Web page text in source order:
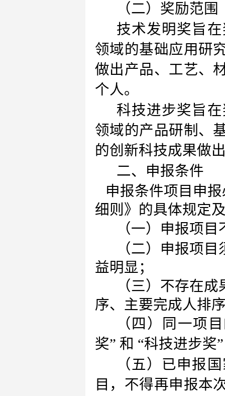
（二）奖励范围
技术发明奖旨
领域的基础应用研
做出产品、工艺、
个人。
科技进步奖旨
领域的产品研制、
的创新科技成果做
二、申报条件
申报条件项目申
细则》的具体规定
（一）申报项
（二）申报项
益明显；
（三）不存在
序、主要完成人排
（四）同一项
奖” 和 “科技进步奖
（五）已申报
目，不得再申报本